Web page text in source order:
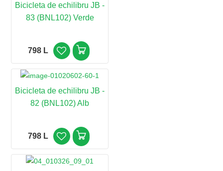
Bicicleta de echilibru JB -
83 (BNL102) Verde
798 L
Bicicleta de echilibru JB -
82 (BNL102) Alb
798 L